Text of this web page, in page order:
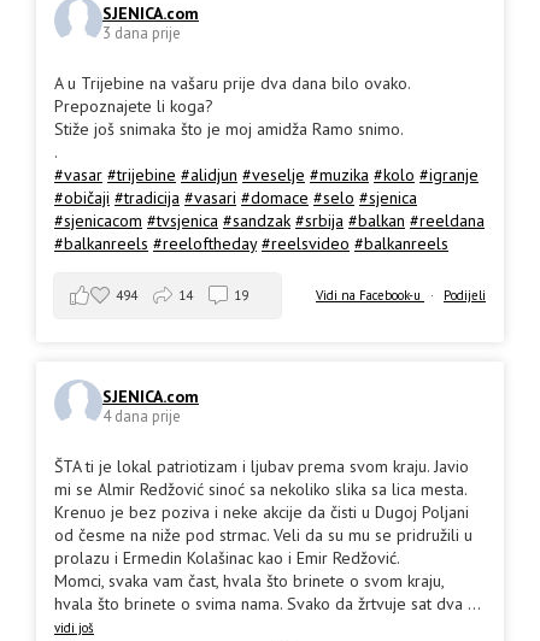
SJENICA.com
3 dana prije
A u Trijebine na vašaru prije dva dana bilo ovako.
Prepoznajete li koga?
Stiže još snimaka što je moj amidža Ramo snimo.
.
#vasar #trijebine #alidjun #veselje #muzika #kolo #igranje
#običaji #tradicija #vasari #domace #selo #sjenica
#sjenicacom #tvsjenica #sandzak #srbija #balkan #reeldana
#balkanreels #reeloftheday #reelsvideo #balkanreels
Vidi na Facebook-u · Podijeli
494 14 19
SJENICA.com
4 dana prije
ŠTA ti je lokal patriotizam i ljubav prema svom kraju. Javio
mi se Almir Redžović sinoć sa nekoliko slika sa lica mesta.
Krenuo je bez poziva i neke akcije da čisti u Dugoj Poljani
od česme na niže pod strmac. Veli da su mu se pridružili u
prolazu i Ermedin Kolašinac kao i Emir Redžović.
Momci, svaka vam čast, hvala što brinete o svom kraju,
hvala što brinete o svima nama. Svako da žrtvuje sat dva ...
vidi još